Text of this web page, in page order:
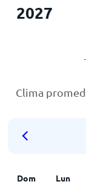
2027
Clima
Dom Lun